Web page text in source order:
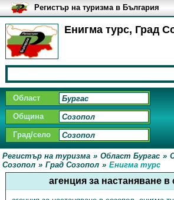
Енигма турс, Град
Регистър на туризма в България
Област
Община
Град/село
Регистър на туризма » Област Бургас »
Созопол » Град Созопол » Енигма турс
агенция за настаняване в